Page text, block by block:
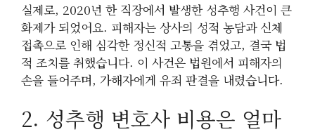
실제로, 2020년 한 직장에서 발생한 성추행 사건이 큰
화제가 되었어요. 피해자는 상사의 성적 농담과 신체
접촉으로 인해 심각한 정신적 고통을 겪었고, 결국 법
적 조치를 취했습니다. 이 사건은 법원에서 피해자의
손을 들어주며, 가해자에게 유죄 판결을 내렸습니다.
2. 성추행 변호사 비용은 얼마